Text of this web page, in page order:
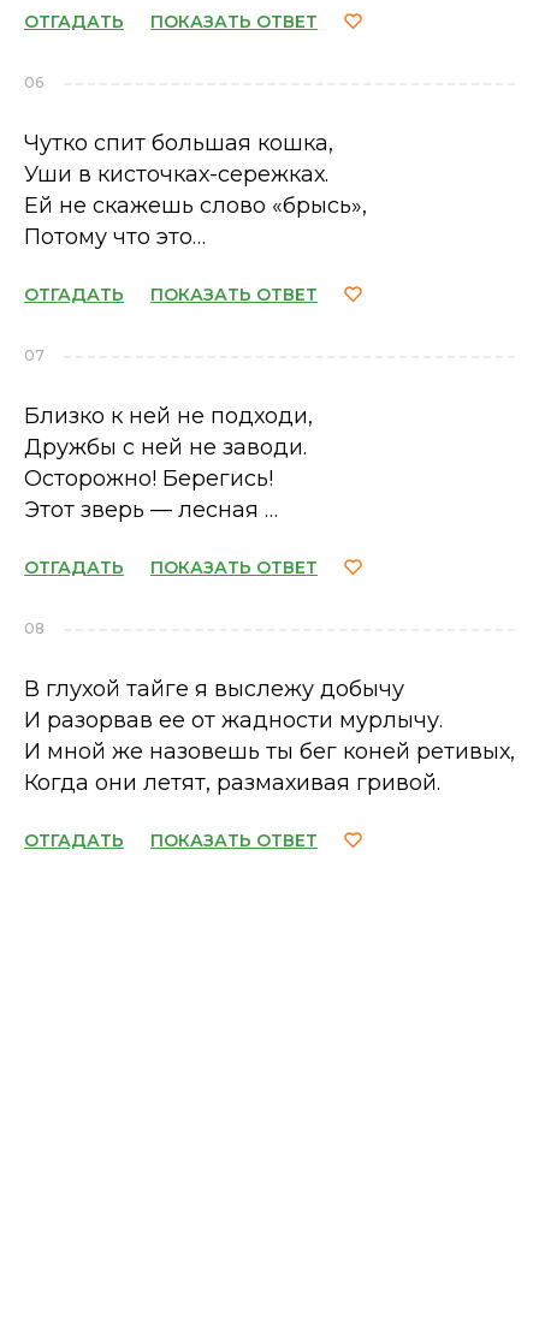
ОТГАДАТЬ ПОКАЗАТЬ ОТВЕТ
06
Чутко спит большая кошка,
Уши в кисточках-сережках.
Ей не скажешь слово «брысь»,
Потому что это…
ОТГАДАТЬ ПОКАЗАТЬ ОТВЕТ
07
Близко к ней не подходи,
Дружбы с ней не заводи.
Осторожно! Берегись!
Этот зверь — лесная …
ОТГАДАТЬ ПОКАЗАТЬ ОТВЕТ
08
В глухой тайге я выслежу добычу
И разорвав ее от жадности мурлычу.
И мной же назовешь ты бег коней ретивых,
Когда они летят, размахивая гривой.
ОТГАДАТЬ ПОКАЗАТЬ ОТВЕТ